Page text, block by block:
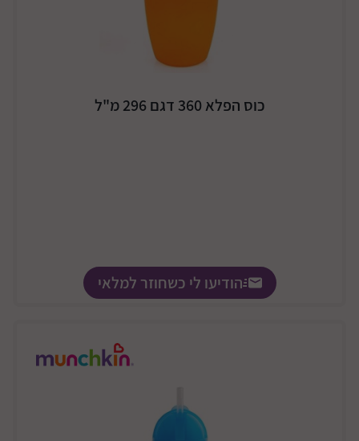
כוס הפלא 360 דגם 296 מ"ל
הודיעו לי כשחוזר למלאי